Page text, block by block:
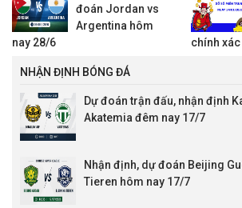
đoán Jordan vs
Argentina hôm
nay 28/6
chính xác
NHẬN ĐỊNH BÓNG ĐÁ
Dự đoán trận đấu, nhận định
Akatemia đêm nay 17/7
Nhận định, dự đoán Beijing
Tieren hôm nay 17/7